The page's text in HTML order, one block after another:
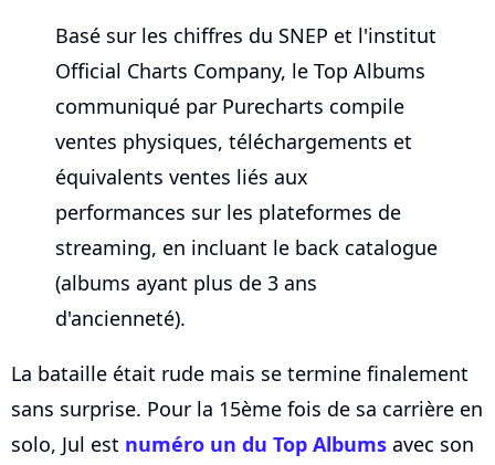
Basé sur les chiffres du SNEP et l'institut
Official Charts Company, le Top Albums
communiqué par Purecharts compile
ventes physiques, téléchargements et
équivalents ventes liés aux
performances sur les plateformes de
streaming, en incluant le back catalogue
(albums ayant plus de 3 ans
d'ancienneté).
La bataille était rude mais se termine finalement
sans surprise. Pour la 15ème fois de sa carrière en
solo, Jul est numéro un du Top Albums avec son